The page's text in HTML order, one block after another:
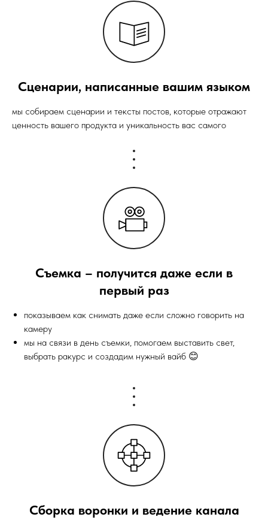
Сценарии, написанные вашим языком
мы собираем сценарии и тексты постов, которые отражают
ценность вашего продукта и уникальность вас самого
Съемка – получится даже если в
первый раз
показываем как снимать даже если сложно говорить на
камеру
мы на связи в день съемки, помогаем выставить свет,
выбрать ракурс и создадим нужный вайб 😊
Сборка воронки и ведение канала